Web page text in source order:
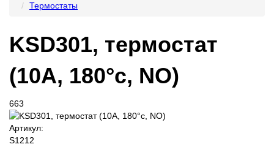
Термостаты
KSD301, термостат
(10A, 180°c, NO)
663
Артикул:
S1212